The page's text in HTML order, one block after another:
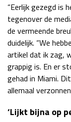
Kwalificatie
Race
“Eerlijk gezegd is
tegenover de
de vermeende
duidelijk. “We
artikel dat ik zag,
grappig is. En er
gehad in Miami.
allemaal
‘Lijkt bijna op